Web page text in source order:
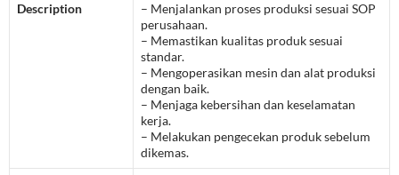
Description
– Menjalankan proses produksi sesuai SOP
perusahaan.
– Memastikan kualitas produk sesuai
standar.
– Mengoperasikan mesin dan alat produksi
dengan baik.
– Menjaga kebersihan dan keselamatan
kerja.
– Melakukan pengecekan produk sebelum
dikemas.